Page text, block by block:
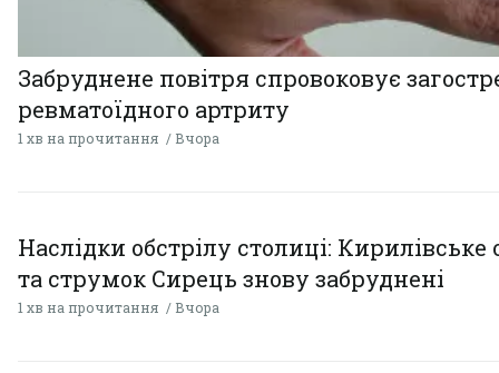
Забруднене повітря спровоковує
ревматоїдного артриту
1 хв на прочитання Вчора
Наслідки обстрілу столиці: Кирилівське
та струмок Сирець знову забруднені
1 хв на прочитання Вчора